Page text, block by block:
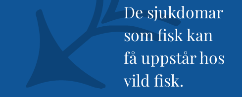
De sjukdomar
som fisk kan
få uppstår hos
vild fisk.